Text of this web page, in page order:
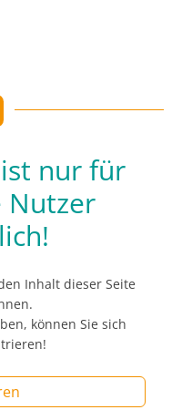
nur für
Nutzer
Inhalt dieser Seite
können Sie sich